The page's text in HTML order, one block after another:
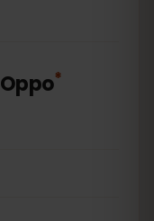
Oppo*